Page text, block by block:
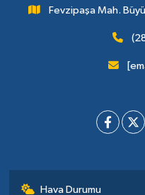
Fevzipaşa Mah.
Hava Durumu